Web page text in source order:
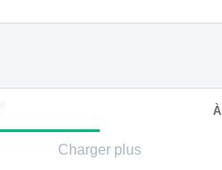
Charger plus